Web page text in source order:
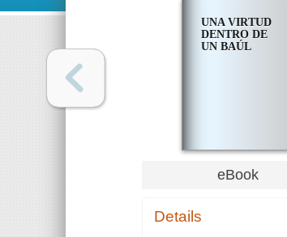
UNA VIRTUD
DENTRO DE
UN BAÚL
eBook
Details